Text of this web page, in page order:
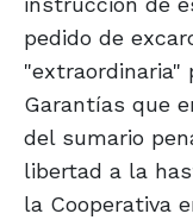
pedido de
"extraordinaria"
Garantías que
del sumario
libertad a la
la Cooperativa